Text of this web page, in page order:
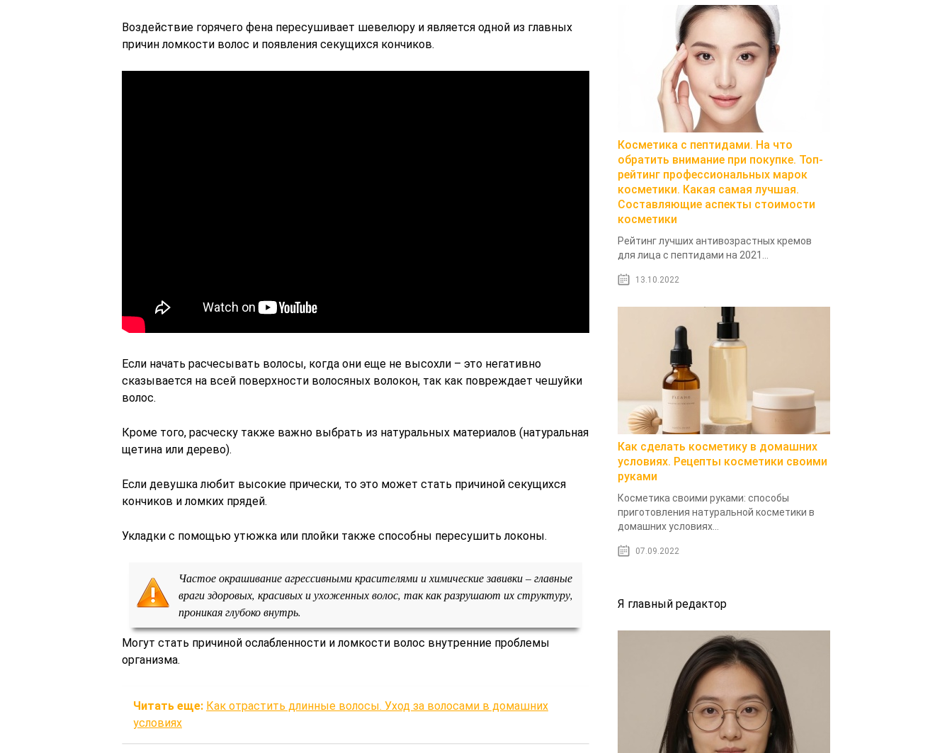
Воздействие горячего фена пересушивает шевелюру и является одной из главных
причин ломкости волос и появления секущихся кончиков.
Если начать расчесывать волосы, когда они еще не высохли – это негативно
сказывается на всей поверхности волосяных волокон, так как повреждает чешуйки
волос.
Кроме того, расческу также важно выбрать из натуральных материалов (натуральная
щетина или дерево).
Если девушка любит высокие прически, то это может стать причиной секущихся
кончиков и ломких прядей.
Укладки с помощью утюжка или плойки также способны пересушить локоны.
Частое окрашивание агрессивными красителями и химические завивки – главные
враги здоровых, красивых и ухоженных волос, так как разрушают их структуру,
проникая глубоко внутрь.
Могут стать причиной ослабленности и ломкости волос внутренние проблемы
организма.
Читать еще: Как отрастить длинные волосы. Уход за волосами в домашних
условиях
Косметика с пептидами. На что
обратить внимание при покупке. Топ-
рейтинг профессиональных марок
косметики. Какая самая лучшая.
Составляющие аспекты стоимости
косметики
Рейтинг лучших антивозрастных кремов
для лица с пептидами на 2021...
13.10.2022
Как сделать косметику в домашних
условиях. Рецепты косметики своими
руками
Косметика своими руками: способы
приготовления натуральной косметики в
домашних условиях...
07.09.2022
Я главный редактор